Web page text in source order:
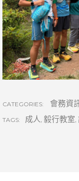
CATEGORIES: 會務資
TAGS: 成人 毅行教室